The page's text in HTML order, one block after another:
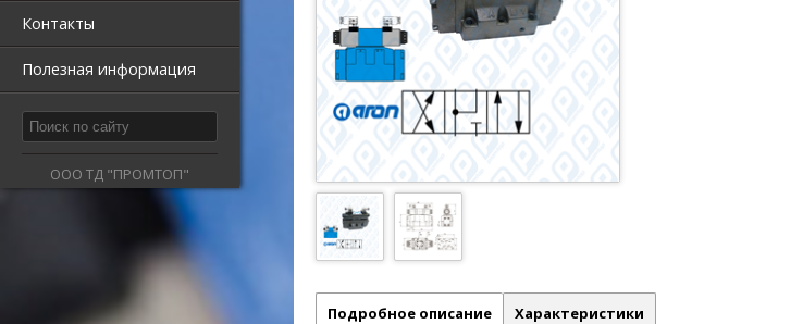
Контакты
Полезная информация
ООО ТД "ПРОМТОП"
Подробное описание Характеристики